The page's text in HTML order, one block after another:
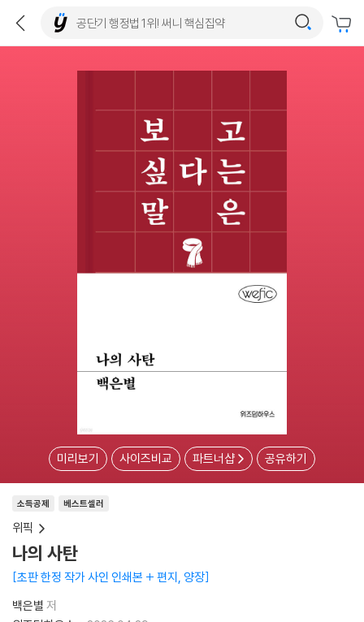
미리보기 사이즈비교 파트너샵 공유하기
소득공제 베스트셀러
위픽
나의 사탄
초판 한정 작가 사인 인쇄본 + 편지, 양장
백은별 저